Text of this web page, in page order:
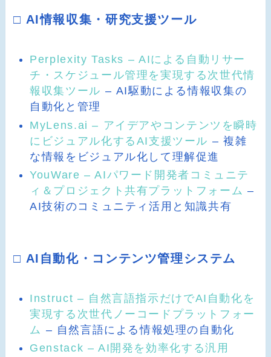
□ AI情報収集・研究支援ツール
Perplexity Tasks – AIによる自動リサー
チ・スケジュール管理を実現する次世代情
報収集ツール – AI駆動による情報収集の
自動化と管理
MyLens.ai – アイデアやコンテンツを瞬時
にビジュアル化するAI支援ツール – 複雑
な情報をビジュアル化して理解促進
YouWare – AIパワード開発者コミュニテ
ィ＆プロジェクト共有プラットフォーム –
AI技術のコミュニティ活用と知識共有
□ AI自動化・コンテンツ管理システム
Instruct – 自然言語指示だけでAI自動化を
実現する次世代ノーコードプラットフォー
ム – 自然言語による情報処理の自動化
Genstack – AI開発を効率化する汎用